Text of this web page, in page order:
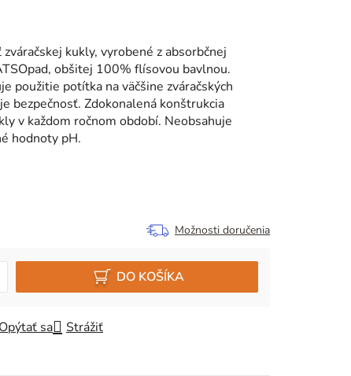
kukly, vyrobené z absorbčnej
obšitej 100% flísovou bavlnou.
použitie potítka na väčšine zváračských
bezpečnosť. Zdokonalená konštrukcia
v každom ročnom období. Neobsahuje
hodnoty pH.
Možnosti doručenia
DO KOŠÍKA
Opýtať sa Strážiť